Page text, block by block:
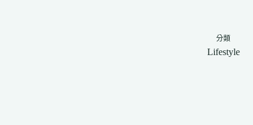
分類
Lifestyle